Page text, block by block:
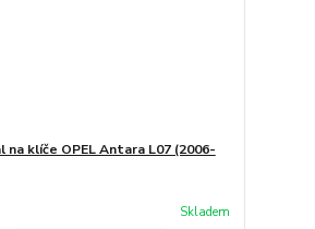
na klíče OPEL Antara L07 (2006-
Skladem